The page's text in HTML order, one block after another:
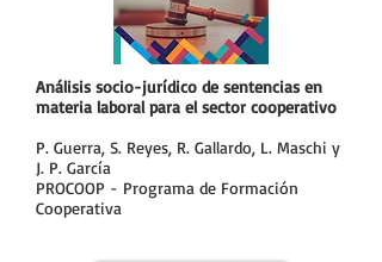
Análisis socio-jurídico de sentencias en
materia laboral para el sector cooperativo
P. Guerra, S. Reyes, R. Gallardo, L. Maschi y
J. P. García
PROCOOP - Programa de Formación
Cooperativa